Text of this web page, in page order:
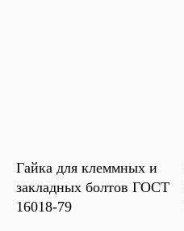
Гайка для клеммных и
закладных болтов ГОСТ
16018-79